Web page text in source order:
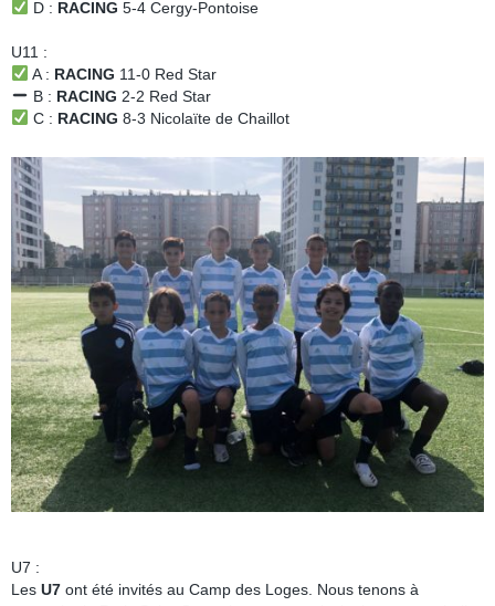
D : RACING 5-4 Cergy-Pontoise
U11 :
A : RACING 11-0 Red Star
B : RACING 2-2 Red Star
C : RACING 8-3 Nicolaïte de Chaillot
U7 :
Les U7 ont été invités au Camp des Loges. Nous tenons à